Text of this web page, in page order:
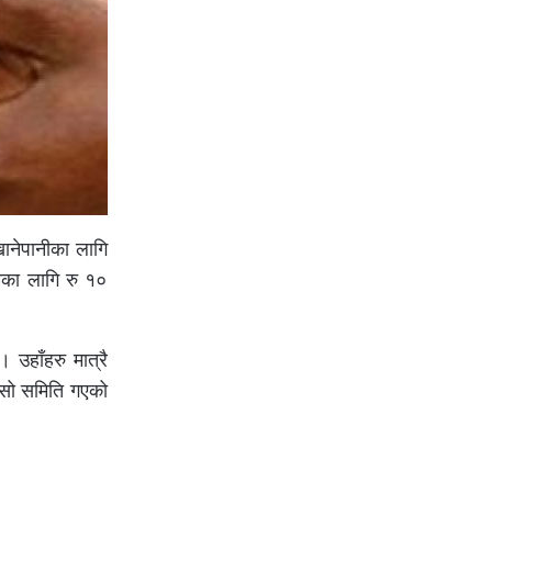
लागि
लागि रु १०
उहाँहरु मात्रै
समिति गएको